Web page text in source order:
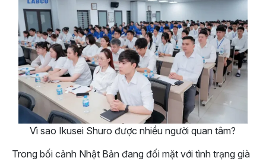
Vì sao Ikusei Shuro được nhiều người quan tâm?
Trong bối cảnh Nhật Bản đang đối mặt với tình trạng già